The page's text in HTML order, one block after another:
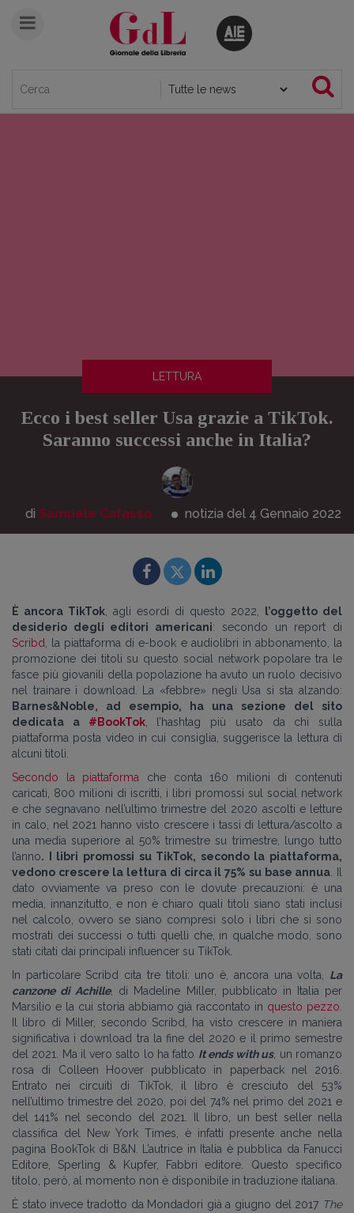
LETTURA
Ecco i best seller Usa grazie a TikTok.
Saranno successi anche in Italia?
di Samuele Cafasso notizia del 4 Gennaio 2022
È ancora TikTok , agli esordi di questo 2022,
l’oggetto del
desiderio degli editori americani: secondo un report di
Scribd
, la piattaforma di e-book e audiolibri in abbonamento, la
promozione dei titoli su questo social network popolare tra le
fasce più giovanili della popolazione ha avuto un ruolo decisivo
nel trainare i download. La «febbre» negli Usa si sta alzando:
Barnes&Noble, ad esempio, ha una sezione del sito
dedicata a #BookTok, l’hashtag più usato da chi sulla
piattaforma posta video in cui consiglia, suggerisce la lettura di
alcuni titoli.
Secondo la piattaforma che conta 160 milioni di contenuti
caricati, 800 milioni di iscritti, i libri promossi sul social network
e che segnavano nell’ultimo trimestre del 2020 ascolti e letture
in calo, nel 2021 hanno visto crescere i tassi di lettura/ascolto a
una media superiore al 50% trimestre su trimestre, lungo tutto
l’anno. I libri promossi su TikTok, secondo la piattaforma,
vedono crescere la lettura di circa il 75% su base annua
dato ovviamente va preso con le dovute precauzioni: è una
media, innanzitutto, e non è chiaro quali titoli siano stati inclusi
nel calcolo, ovvero se siano compresi solo i libri che si sono
mostrati dei successi o tutti quelli che, in qualche modo, sono
stati citati dai principali influencer su TikTok.
In particolare Scribd cita tre titoli: uno è, ancora una volta, La
canzone di Achille, di Madeline Miller, pubblicato in Italia per
Marsilio e la cui storia abbiamo già raccontato in questo pezzo
Il libro di Miller, secondo Scribd, ha visto crescere in maniera
significativa i download tra la fine del 2020 e il primo semestre
del 2021. Ma il vero salto lo ha fatto It ends with us, un romanzo
rosa di Colleen Hoover pubblicato in paperback nel 2016.
Entrato nei circuiti di TikTok, il libro è cresciuto del 53%
nell’ultimo trimestre del 2020, poi del 74% nel primo del 2021 e
del 141% nel secondo del 2021. Il libro, un best seller nella
classifica del New York Times, è infatti presente anche nella
pagina BookTok di B&N. L’autrice in Italia è pubblica da Fanucci
Editore, Sperling & Kupfer, Fabbri editore. Questo specifico
titolo, però, al momento non è disponibile in traduzione italiana.
È stato invece tradotto da Mondadori già a giugno del 2017 The